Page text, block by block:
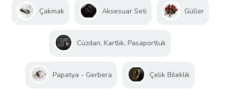
Çakmak Aksesuar Seti Güller
Cüzdan, Kartlık, Pasaportluk
Papatya - Gerbera Çelik Bileklik